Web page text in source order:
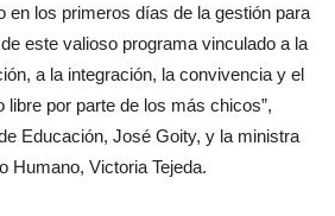
en los primeros días de la gestión para
este valioso programa vinculado a la
a la integración, la convivencia y el
libre por parte de los más chicos”,
Educación, José Goity, y la ministra
Humano, Victoria Tejeda.